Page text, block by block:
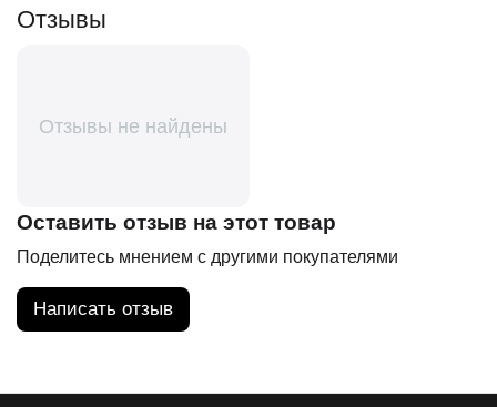
Отзывы
Отзывы не найдены
Оставить отзыв на этот товар
Поделитесь мнением с другими покупателями
Написать отзыв